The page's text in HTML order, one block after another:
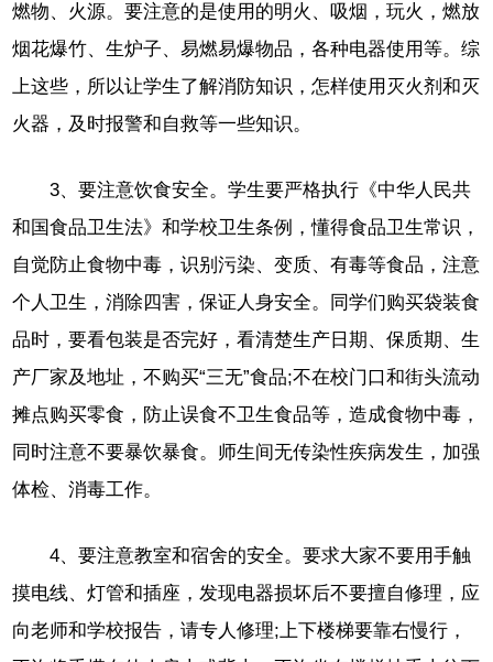
燃物、火源。要注意的是使用的明火、吸烟，玩火，燃放
烟花爆竹、生炉子、易燃易爆物品，各种电器使用等。综
上这些，所以让学生了解消防知识，怎样使用灭火剂和灭
火器，及时报警和自救等一些知识。
3、要注意饮食安全。学生要严格执行《中华人民共
和国食品卫生法》和学校卫生条例，懂得食品卫生常识，
自觉防止食物中毒，识别污染、变质、有毒等食品，注意
个人卫生，消除四害，保证人身安全。同学们购买袋装食
品时，要看包装是否完好，看清楚生产日期、保质期、生
产厂家及地址，不购买“三无”食品;不在校门口和街头流动
摊点购买零食，防止误食不卫生食品等，造成食物中毒，
同时注意不要暴饮暴食。师生间无传染性疾病发生，加强
体检、消毒工作。
4、要注意教室和宿舍的安全。要求大家不要用手触
摸电线、灯管和插座，发现电器损坏后不要擅自修理，应
向老师和学校报告，请专人修理;上下楼梯要靠右慢行，